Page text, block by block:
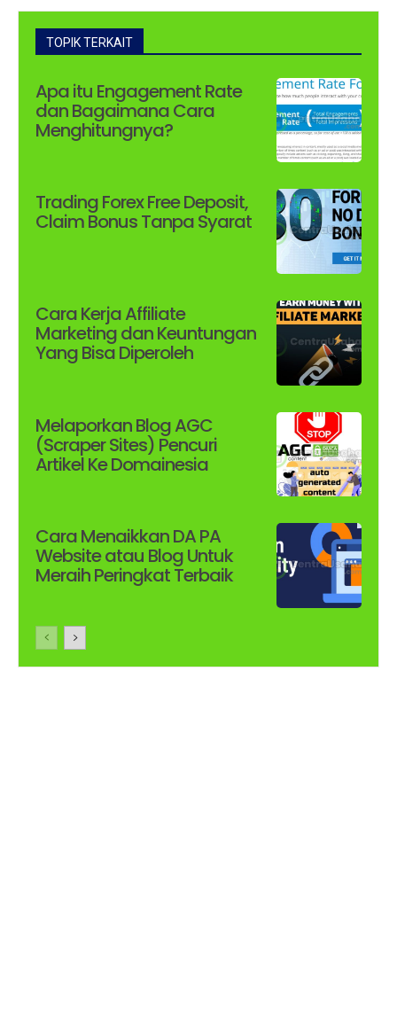
TOPIK TERKAIT
Apa itu Engagement Rate
dan Bagaimana Cara
Menghitungnya?
Trading Forex Free Deposit,
Claim Bonus Tanpa Syarat
Cara Kerja Affiliate
Marketing dan Keuntungan
Yang Bisa Diperoleh
Melaporkan Blog AGC
(Scraper Sites) Pencuri
Artikel Ke Domainesia
Cara Menaikkan DA PA
Website atau Blog Untuk
Meraih Peringkat Terbaik